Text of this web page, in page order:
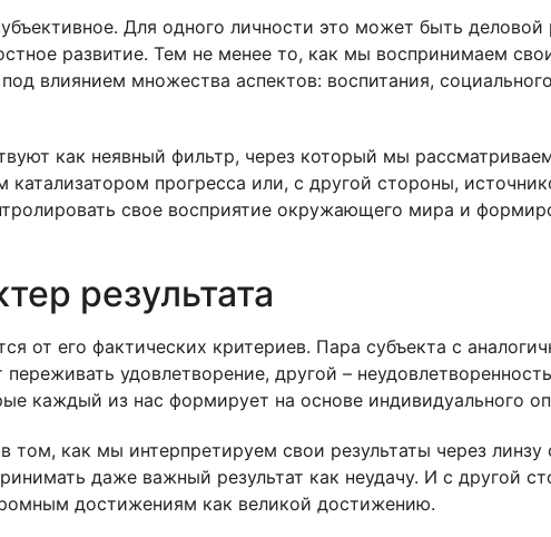
Для одного личности это может быть
развитие. Тем не менее то, как мы воспринимаем
влиянием множества аспектов: воспитания,
как неявный фильтр, через который мы
прогресса или, с другой стороны,
свое восприятие окружающего мира и
результата
от его фактических критериев. Пара субъекта с
удовлетворение, другой –
каждый из нас формирует на основе индивидуального
том, как мы интерпретируем свои результаты через линзу
даже важный результат как неудачу. И с другой
достижениям как великой достижению.